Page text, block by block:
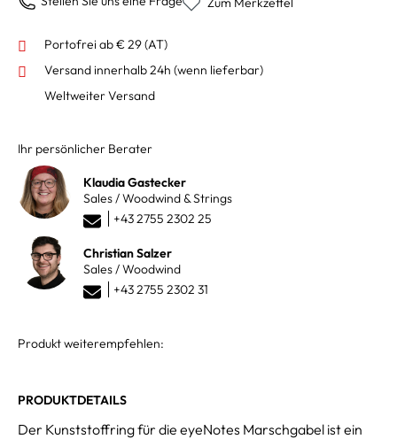
Portofrei ab € 29 (AT)
Versand innerhalb 24h (wenn lieferbar)
Weltweiter Versand
Ihr persönlicher Berater
Klaudia Gastecker
Sales / Woodwind & Strings
+43 2755 2302 25
Christian Salzer
Sales / Woodwind
+43 2755 2302 31
Produkt weiterempfehlen:
PRODUKTDETAILS
Der Kunststoffring für die eyeNotes Marschgabel ist ein